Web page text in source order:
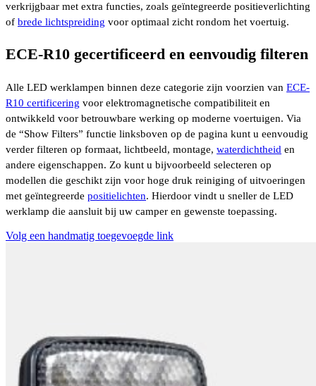
verkrijgbaar met extra functies, zoals geïntegreerde positieverlichting
of brede lichtspreiding voor optimaal zicht rondom het voertuig.
ECE-R10 gecertificeerd en eenvoudig filteren
Alle LED werklampen binnen deze categorie zijn voorzien van ECE-
R10 certificering voor elektromagnetische compatibiliteit en
ontwikkeld voor betrouwbare werking op moderne voertuigen. Via
de “Show Filters” functie linksboven op de pagina kunt u eenvoudig
verder filteren op formaat, lichtbeeld, montage, waterdichtheid en
andere eigenschappen. Zo kunt u bijvoorbeeld selecteren op
modellen die geschikt zijn voor hoge druk reiniging of uitvoeringen
met geïntegreerde positielichten. Hierdoor vindt u sneller de LED
werklamp die aansluit bij uw camper en gewenste toepassing.
Volg een handmatig toegevoegde link